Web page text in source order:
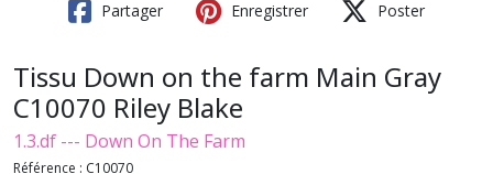
Partager Enregistrer Poster
Tissu Down on the farm Main Gray
C10070 Riley Blake
1.3.df --- Down On The Farm
Référence : C10070